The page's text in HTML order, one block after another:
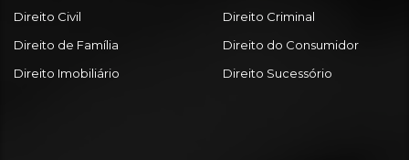
Direito Civil
Direito Criminal
Direito de Família
Direito do Consumidor
Direito Imobiliário
Direito Sucessório